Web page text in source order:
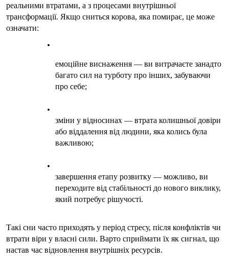
реальними втратами, а з процесами внутрішньої
трансформації. Якщо сниться корова, яка помирає, це може
означати:
емоційне виснаження — ви витрачаєте занадто
багато сил на турботу про інших, забуваючи
про себе;
зміни у відносинах — втрата колишньої довіри
або віддалення від людини, яка колись була
важливою;
завершення етапу розвитку — можливо, ви
переходите від стабільності до нового виклику,
який потребує рішучості.
Такі сни часто приходять у період стресу, після конфліктів чи
втрати віри у власні сили. Варто сприймати їх як сигнал, що
настав час відновлення внутрішніх ресурсів.